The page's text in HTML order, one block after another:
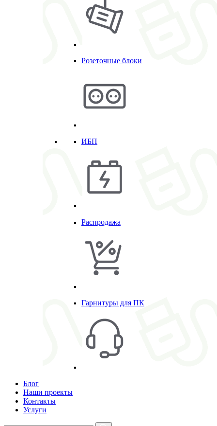
Розеточные блоки
ИБП
Распродажа
Гарнитуры для ПК
Блог
Наши проекты
Контакты
Услуги